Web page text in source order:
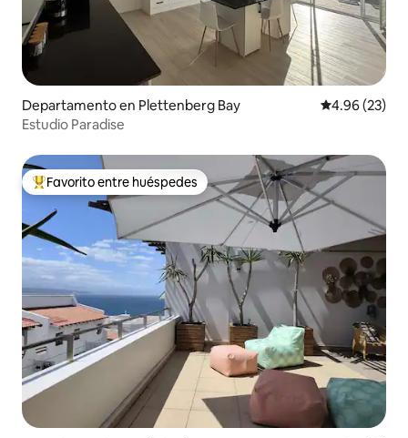
Departamento en Plettenberg Bay Calificación
4.96 (23)
Estudio Paradise
De los mejores en Favorito entre huéspedes
Favorito entre huéspedes